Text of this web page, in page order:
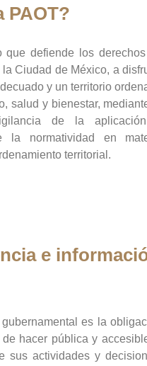
PAOT?
que defiende los
la Ciudad de México, a
y un territorio
salud y bienestar,
de la
la normatividad en
territorial.
e
es la
hacer pública y
sus actividades y